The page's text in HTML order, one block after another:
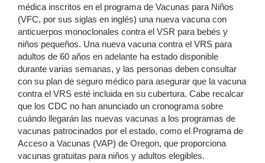
médica inscritos en el programa de Vacunas para Niños
(VFC, por sus siglas en inglés) una nueva vacuna con
anticuerpos monoclonales contra el VSR para bebés y
niños pequeños. Una nueva vacuna contra el VRS para
adultos de 60 años en adelante ha estado disponible
durante varias semanas, y las personas deben consultar
con su plan de seguro médico para asegurar que la vacuna
contra el VRS esté incluida en su cubertura. Cabe recalcar
que los CDC no han anunciado un cronograma sobre
cuándo llegarán las nuevas vacunas a los programas de
vacunas patrocinados por el estado, como el Programa de
Acceso a Vacunas (VAP) de Oregon, que proporciona
vacunas gratuitas para niños y adultos elegibles.